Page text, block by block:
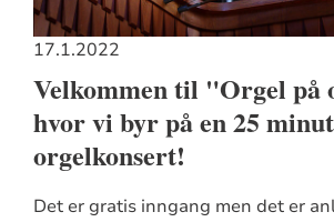
17.1.2022
Velkommen til "Orgel på
hvor vi byr på en 25
orgelkonsert!
Det er gratis inngang men det er